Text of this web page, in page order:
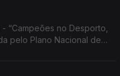
“Campeões no Desporto,
pelo Plano Nacional de